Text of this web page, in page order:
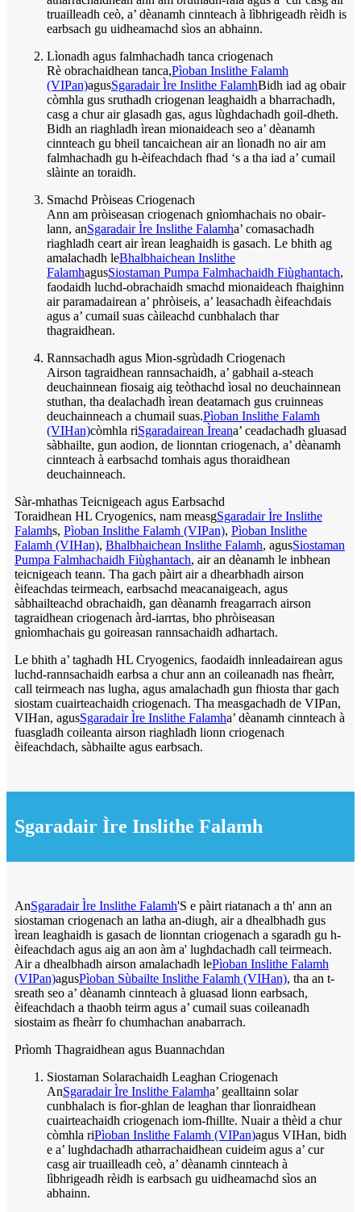
truailleadh ceò, a’ dèanamh cinnteach à lìbhrigeadh rèidh is
earbsach gu uidheamachd sìos an abhainn.
Lìonadh agus falmhachadh tanca criogenach
Rè obrachaidhean tanca,Pìoban Inslithe Falamh
(VIPan)agusSgaradair Ìre Inslithe FalamhBidh iad ag obair
còmhla gus sruthadh criogenan leaghaidh a bharrachadh,
casg a chur air glasadh gas, agus lùghdachadh goil-dheth.
Bidh an riaghladh ìrean mionaideach seo a’ dèanamh
cinnteach gu bheil tancaichean air an lìonadh no air am
falmhachadh gu h-èifeachdach fhad ‘s a tha iad a’ cumail
slàinte an toraidh.
Smachd Pròiseas Criogenach
Ann am pròiseasan criogenach gnìomhachais no obair-
lann, anSgaradair Ìre Inslithe Falamha’ comasachadh
riaghladh ceart air ìrean leaghaidh is gasach. Le bhith ag
amalachadh leBhalbhaichean Inslithe
FalamhagusSiostaman Pumpa Falmhachaidh Fiùghantach,
faodaidh luchd-obrachaidh smachd mionaideach fhaighinn
air paramadairean a’ phròiseis, a’ leasachadh èifeachdais
agus a’ cumail suas càileachd cunbhalach thar
thagraidhean.
Rannsachadh agus Mion-sgrùdadh Criogenach
Airson tagraidhean rannsachaidh, a’ gabhail a-steach
deuchainnean fiosaig aig teòthachd ìosal no deuchainnean
stuthan, tha dealachadh ìrean deatamach gus cruinneas
deuchainneach a chumail suas.Pìoban Inslithe Falamh
(VIHan)còmhla riSgaradairean Ìreana’ ceadachadh gluasad
sàbhailte, gun aodion, de lionntan criogenach, a’ dèanamh
cinnteach à earbsachd tomhais agus thoraidhean
deuchainneach.
Sàr-mhathas Teicnigeach agus Earbsachd
Toraidhean HL Cryogenics, nam measgSgaradair Ìre Inslithe
Falamhs, Pìoban Inslithe Falamh (VIPan), Pìoban Inslithe
Falamh (VIHan), Bhalbhaichean Inslithe Falamh, agusSiostaman
Pumpa Falmhachaidh Fiùghantach, air an dèanamh le inbhean
teicnigeach teann. Tha gach pàirt air a dhearbhadh airson
èifeachdas teirmeach, earbsachd meacanaigeach, agus
sàbhailteachd obrachaidh, gan dèanamh freagarrach airson
tagraidhean criogenach àrd-iarrtas, bho phròiseasan
gnìomhachais gu goireasan rannsachaidh adhartach.
Le bhith a’ taghadh HL Cryogenics, faodaidh innleadairean agus
luchd-rannsachaidh earbsa a chur ann an coileanadh nas fheàrr,
call teirmeach nas lugha, agus amalachadh gun fhiosta thar gach
siostam cuairteachaidh criogenach. Tha measgachadh de VIPan,
VIHan, agusSgaradair Ìre Inslithe Falamha’ dèanamh cinnteach à
fuasgladh coileanta airson riaghladh lionn criogenach
èifeachdach, sàbhailte agus earbsach.
Sgaradair Ìre Inslithe Falamh
AnSgaradair Ìre Inslithe Falamh'S e pàirt riatanach a th' ann an
siostaman criogenach an latha an-diugh, air a dhealbhadh gus
ìrean leaghaidh is gasach de lionntan criogenach a sgaradh gu h-
èifeachdach agus aig an aon àm a' lughdachadh call teirmeach.
Air a dhealbhadh airson amalachadh lePìoban Inslithe Falamh
(VIPan)agusPìoban Sùbailte Inslithe Falamh (VIHan), tha an t-
sreath seo a’ dèanamh cinnteach à gluasad lionn earbsach,
èifeachdach a thaobh teirm agus a’ cumail suas coileanadh
siostaim as fheàrr fo chumhachan anabarrach.
Prìomh Thagraidhean agus Buannachdan
Siostaman Solarachaidh Leaghan Criogenach
AnSgaradair Ìre Inslithe Falamha’ gealltainn solar
cunbhalach is fìor-ghlan de leaghan thar lìonraidhean
cuairteachaidh criogenach iom-fhillte. Nuair a thèid a chur
còmhla riPìoban Inslithe Falamh (VIPan)agus VIHan, bidh
e a’ lughdachadh atharrachaidhean cuideim agus a’ cur
casg air truailleadh ceò, a’ dèanamh cinnteach à
lìbhrigeadh rèidh is earbsach gu uidheamachd sìos an
abhainn.